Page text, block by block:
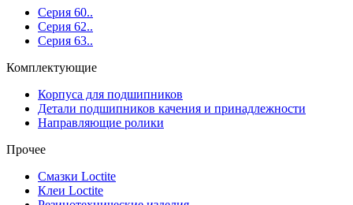
Серия 60..
Серия 62..
Серия 63..
Комплектующие
Корпуса для подшипников
Детали подшипников качения и принадлежности
Направляющие ролики
Прочее
Смазки Loctite
Клеи Loctite